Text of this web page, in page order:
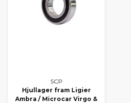
SCP
Hjullager fram Ligier
Ambra / Microcar Virgo &